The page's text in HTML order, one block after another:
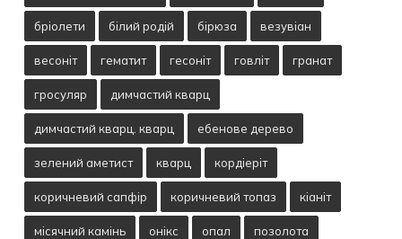
бріолети білий родій бірюза везувіан
весоніт гематит гесоніт говліт гранат
гросуляр димчастий кварц
димчастий кварц. кварц ебенове дерево
зелений аметист кварц кордіеріт
коричневий сапфір коричневий топаз кіаніт
місячний камінь онікс опал позолота